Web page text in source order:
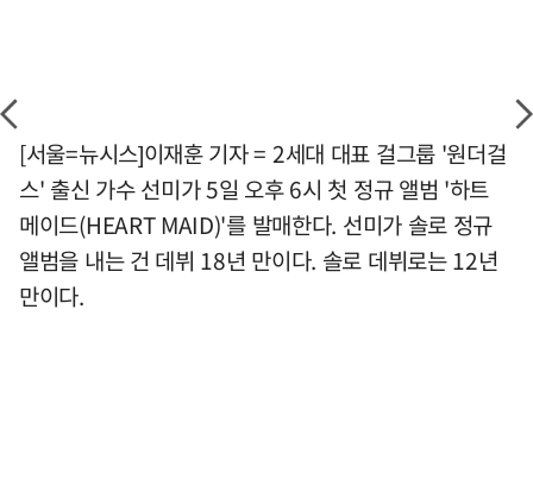
[서울=뉴시스]이재훈 기자 = 2세대 대표 걸그룹 '원더걸
스' 출신 가수 선미가 5일 오후 6시 첫 정규 앨범 '하트
메이드(HEART MAID)'를 발매한다. 선미가 솔로 정규
앨범을 내는 건 데뷔 18년 만이다. 솔로 데뷔로는 12년
만이다.